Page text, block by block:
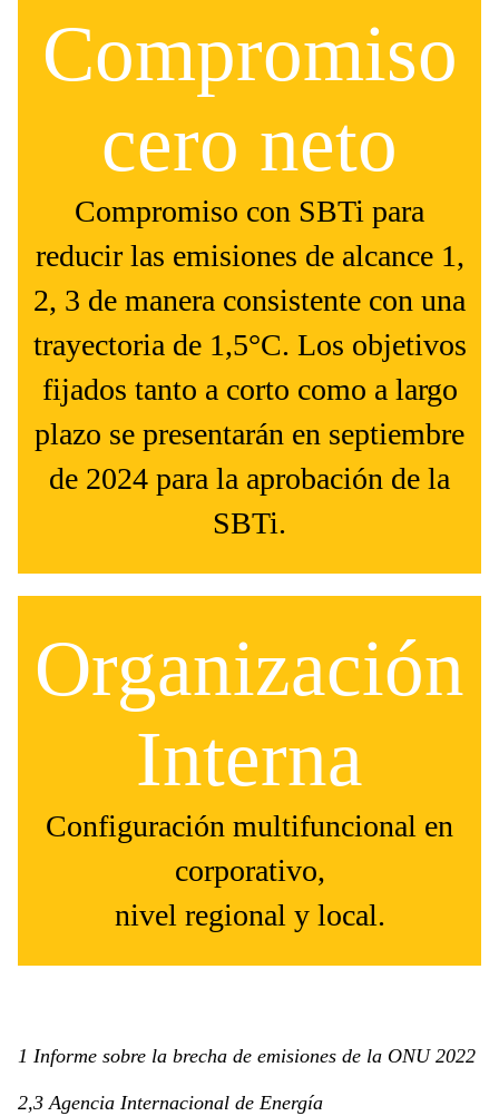
Compromiso
cero neto
Compromiso con SBTi para
reducir las emisiones de alcance 1,
2, 3 de manera consistente con una
trayectoria de 1,5°C. Los objetivos
fijados tanto a corto como a largo
plazo se presentarán en septiembre
de 2024 para la aprobación de la
SBTi.
Organización
Interna
Configuración multifuncional en
corporativo,
nivel regional y local.
1 Informe sobre la brecha de emisiones de la ONU 2022
2,3 Agencia Internacional de Energía